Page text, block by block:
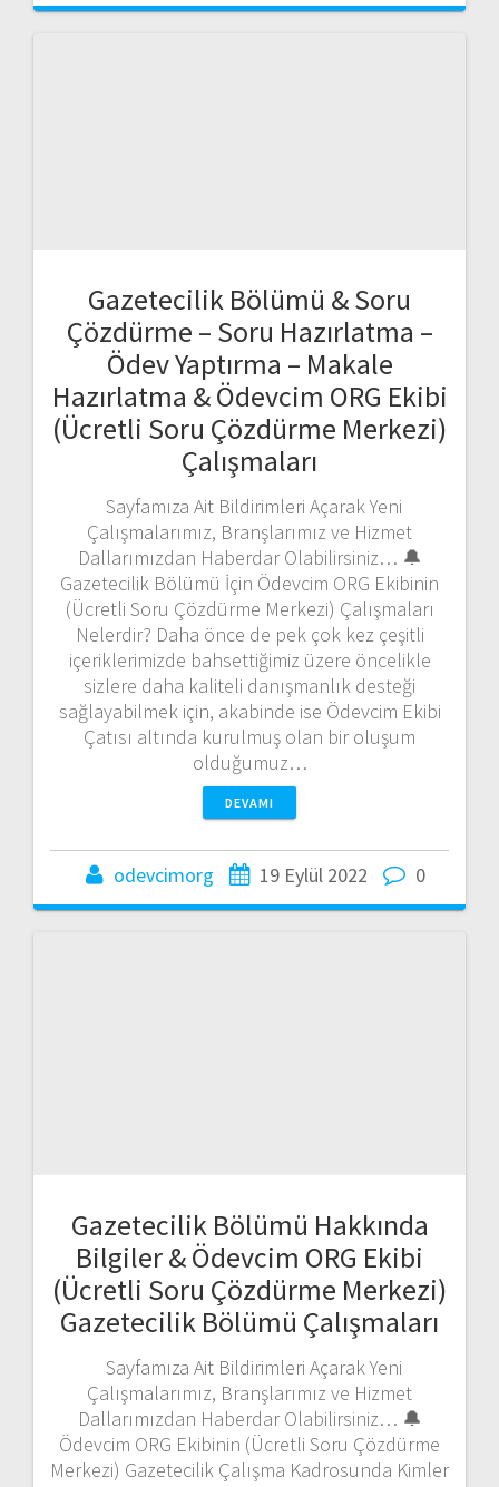
Gazetecilik Bölümü & Soru
Çözdürme – Soru Hazırlatma –
Ödev Yaptırma – Makale
Hazırlatma & Ödevcim ORG Ekibi
(Ücretli Soru Çözdürme Merkezi)
Çalışmaları
Sayfamıza Ait Bildirimleri Açarak Yeni
Çalışmalarımız, Branşlarımız ve Hizmet
Dallarımızdan Haberdar Olabilirsiniz… 🔔
Gazetecilik Bölümü İçin Ödevcim ORG Ekibinin
(Ücretli Soru Çözdürme Merkezi) Çalışmaları
Nelerdir? Daha önce de pek çok kez çeşitli
içeriklerimizde bahsettiğimiz üzere öncelikle
sizlere daha kaliteli danışmanlık desteği
sağlayabilmek için, akabinde ise Ödevcim Ekibi
Çatısı altında kurulmuş olan bir oluşum
olduğumuz…
DEVAMI
odevcimorg 19 Eylül 2022 0
Gazetecilik Bölümü Hakkında
Bilgiler & Ödevcim ORG Ekibi
(Ücretli Soru Çözdürme Merkezi)
Gazetecilik Bölümü Çalışmaları
Sayfamıza Ait Bildirimleri Açarak Yeni
Çalışmalarımız, Branşlarımız ve Hizmet
Dallarımızdan Haberdar Olabilirsiniz… 🔔
Ödevcim ORG Ekibinin (Ücretli Soru Çözdürme
Merkezi) Gazetecilik Çalışma Kadrosunda Kimler